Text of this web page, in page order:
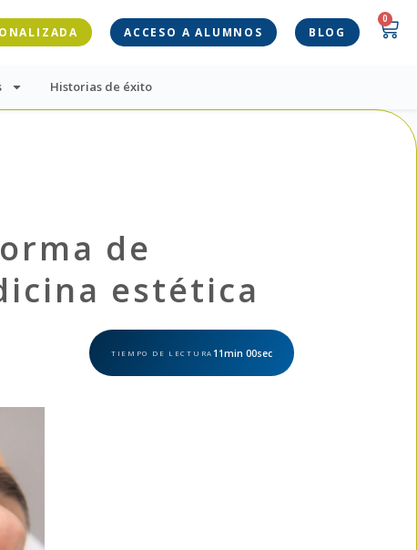
ACCESO A ALUMNOS BLOG
0
Historias de éxito
de
estética
TIEMPO DE LECTURA 11min 00sec